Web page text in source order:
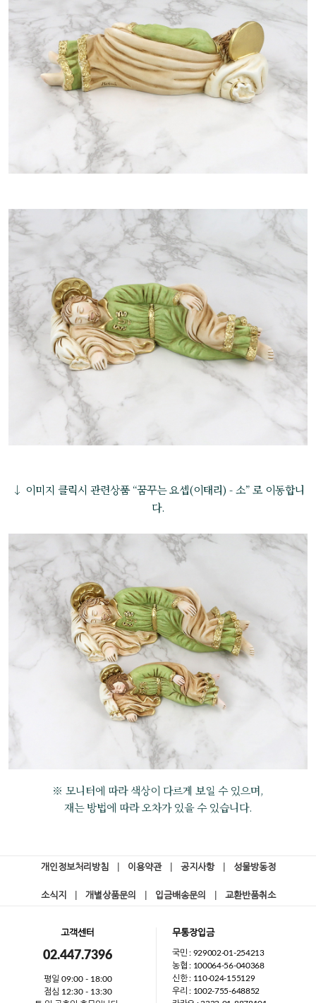
↓ 이미지 클릭시 관련상품 “꿈꾸는 요셉(이태리) - 소” 로 이동합니
다.
※ 모니터에 따라 색상이 다르게 보일 수 있으며,
재는 방법에 따라 오차가 있을 수 있습니다.
개인정보처리방침 이용약관 공지사항 성물방동정
소식지 개별상품문의 입금배송문의 교환반품취소
고객센터
02.447.7396
평일 09:00 - 18:00
점심 12:30 - 13:30
무통장입금
국민 : 929002-01-254213
농협 : 100064-56-040368
신한 : 110-024-155129
우리 : 1002-755-648852